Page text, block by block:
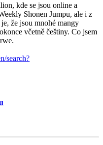
kde se jsou online a
Shonen Jumpu, ale i z
že jsou mnohé mangy
včetně češtiny. Co jsem
search?